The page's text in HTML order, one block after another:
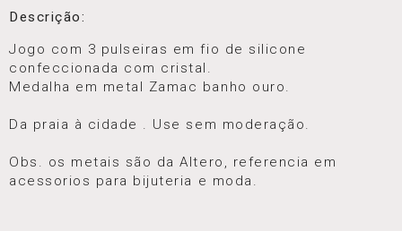
Descrição:
Jogo com 3 pulseiras em fio de silicone
confeccionada com cristal.
Medalha em metal Zamac banho ouro.
Da praia à cidade . Use sem moderação.
Obs. os metais são da Altero, referencia em
acessorios para bijuteria e moda.